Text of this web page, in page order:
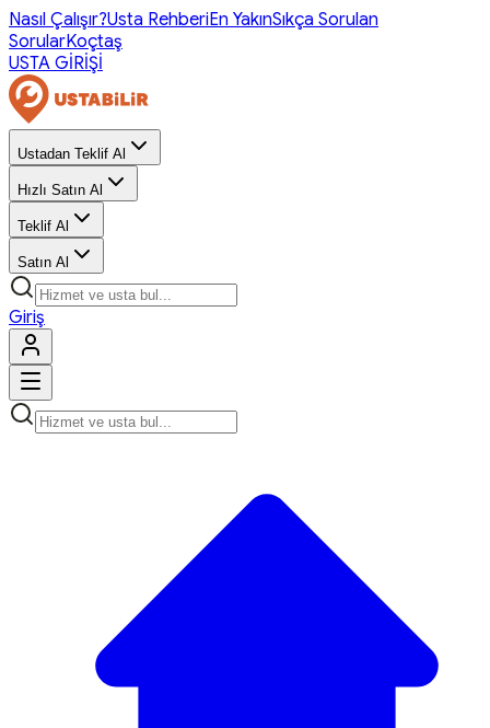
Nasıl Çalışır?Usta RehberiEn YakınSıkça Sorulan
SorularKoçtaş
USTA GİRİŞİ
Ustadan Teklif Al
Hızlı Satın Al
Teklif Al
Satın Al
Giriş